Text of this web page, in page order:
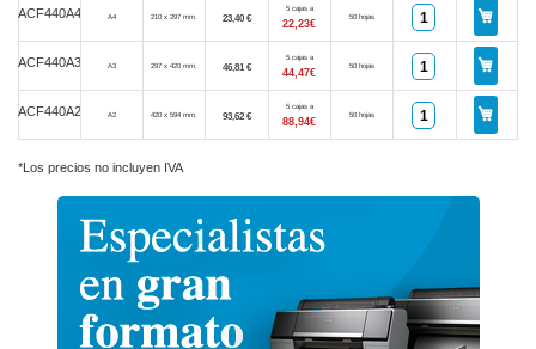
ACF440A4 A4 210 x 297 mm. 23,40 €
5 cajas a
22,23€
50 hojas
ACF440A3 A3 297 x 420 mm. 46,81 €
5 cajas a
44,47€
50 hojas
ACF440A2 A2 420 x 594 mm. 93,62 €
5 cajas a
88,94€
50 hojas
*Los precios no incluyen IVA